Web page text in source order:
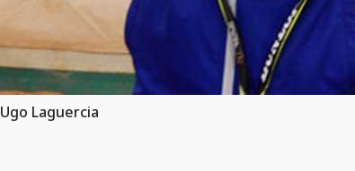
Ugo Laguercia